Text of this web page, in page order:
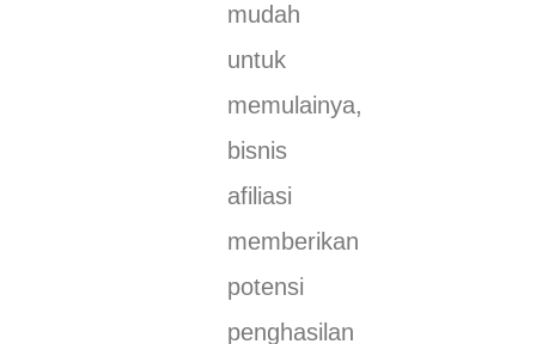
mudah
untuk
memulainya,
bisnis
afiliasi
memberikan
potensi
penghasilan